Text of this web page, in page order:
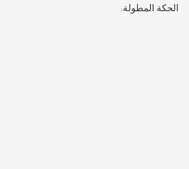
الحكة المطولة.